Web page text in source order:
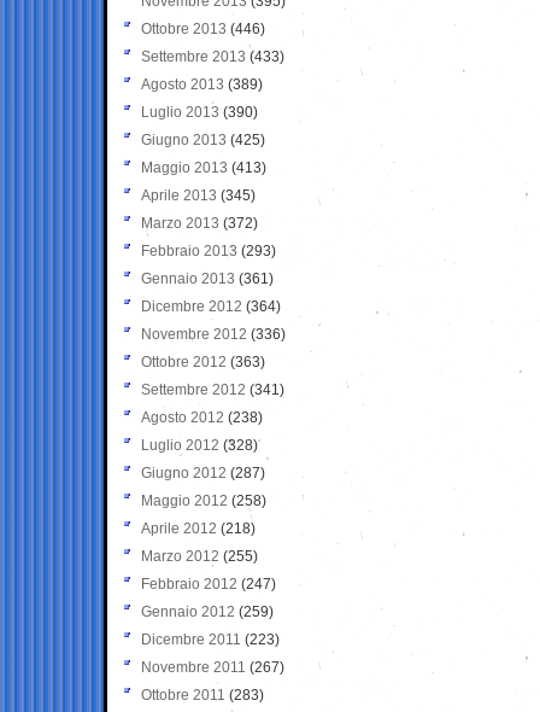
Ottobre 2013 (446)
Settembre 2013 (433)
Agosto 2013 (389)
Luglio 2013 (390)
Giugno 2013 (425)
Maggio 2013 (413)
Aprile 2013 (345)
Marzo 2013 (372)
Febbraio 2013 (293)
Gennaio 2013 (361)
Dicembre 2012 (364)
Novembre 2012 (336)
Ottobre 2012 (363)
Settembre 2012 (341)
Agosto 2012 (238)
Luglio 2012 (328)
Giugno 2012 (287)
Maggio 2012 (258)
Aprile 2012 (218)
Marzo 2012 (255)
Febbraio 2012 (247)
Gennaio 2012 (259)
Dicembre 2011 (223)
Novembre 2011 (267)
Ottobre 2011 (283)